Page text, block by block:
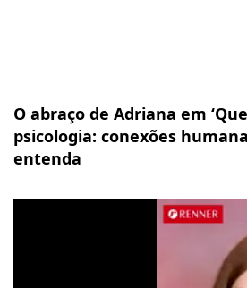
O abraço de Adriana em
psicologia: conexões
entenda